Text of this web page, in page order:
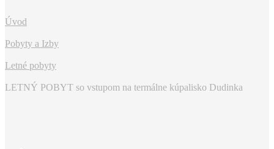
Úvod
Pobyty a Izby
Letné pobyty
LETNÝ POBYT so vstupom na termálne kúpalisko Dudinka